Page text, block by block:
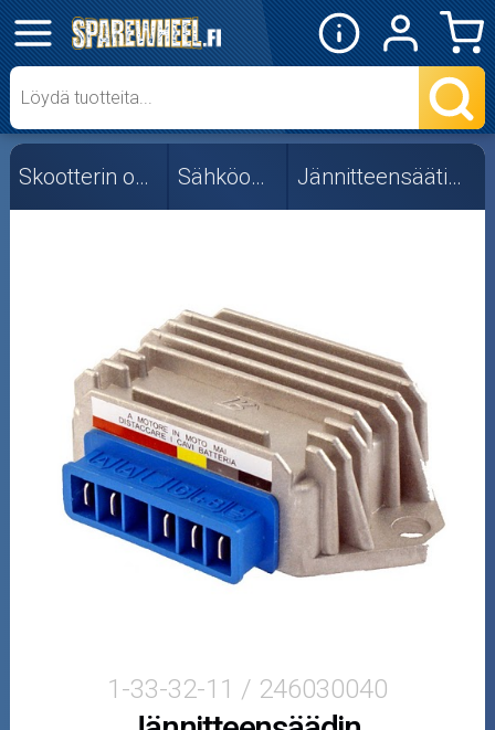
✕
Mopon osat
Skootterin osat
Crossipyörän osat
Moottorikelkan osat
Mopoauton osat
Mönkijän osat
Puutarha ja metsä
Ajovarusteet
Skootterin osat Sähköosat Jännitteensäätimet
1-33-32-11 / 246030040